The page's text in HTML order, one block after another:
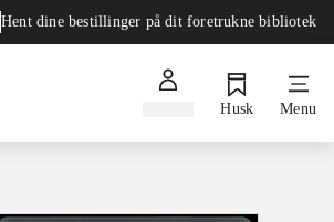
Hent dine bestillinger på dit foretrukne bibliotek
Husk Menu